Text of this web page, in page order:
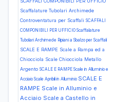
Scaffalature Tubolari Archimede
Controventatura per Scaffali SCAFFALI
COMPONIBILI PER UFFICIO Scaffalature
Tubolari Archimede Ripiani a Sbalzo per Scaffali
SCALE E RAMPE Scale a Rampa ed a
Chiocciola Scale Chiocciola Metallo
Argento SCALE E RAMPE Scale in Alluminio e
Acciaio Scale Apribili in Alluminio SCALE E
RAMPE Scale in Alluminio e
Acciaio Scale a Castello in